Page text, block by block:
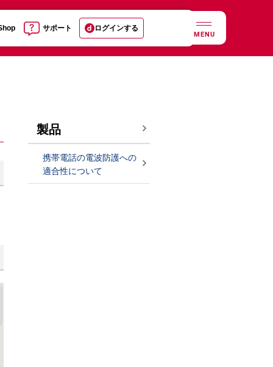
サポート ログインする
MENU
製品
携帯電話の電波防護への
適合性について